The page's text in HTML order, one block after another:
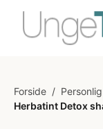
Forside /
Herbatint Detox